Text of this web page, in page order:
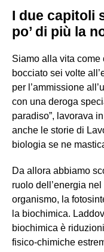
I due capitoli
po’ di più la
Siamo alla vita come
bocciato sei volte
per l’ammissione
con una deroga
paradiso”, lavorava
anche le storie di
biologia se ne
Da allora abbiamo
ruolo dell’energia
organismo, la
la biochimica.
biochimica è
fisico-chimiche